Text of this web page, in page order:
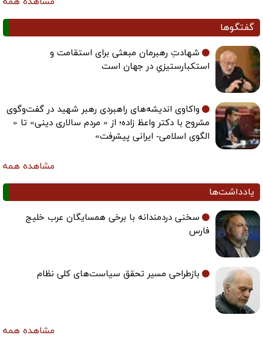
گفتگوها
شهادتِ رهبرمان مبعثی برای استقامت و
استکبارستیزیِ در جهان است
واکاوی اندیشه‌های راهبردی رهبر شهید در گفت‌وگوی
مشروح با دکتر واعظ زاده؛ از « مردم سالاری دینی» تا «
الگوی اسلامی- ایرانی پیشرفت»
مشاهده همه
یادداشت‌ها
سخنی دردمندانه با برخی همسایگان عرب خلیج
فارس
بازطراحی مسیر تحقق سیاست‌های کلی نظام
مشاهده همه